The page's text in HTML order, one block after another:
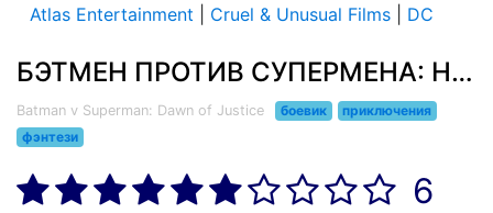
Atlas Entertainment
Cruel & Unusual Films DC
БЭТМЕН ПРОТИВ СУПЕРМЕНА: НА ЗАРЕ СПРАВЕДЛИВОСТИ (2016)
Batman v Superman: Dawn of Justice боевик
приключения
фэнтези
6